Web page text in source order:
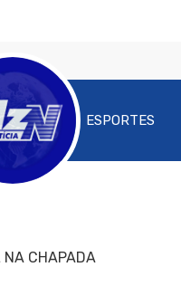
ESPORTES
NA CHAPADA